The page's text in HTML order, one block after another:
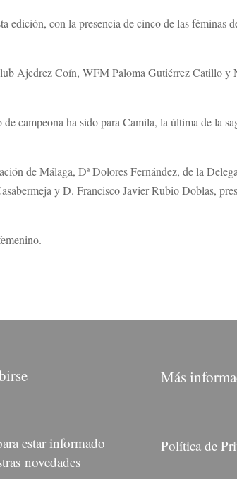
edición, con la presencia de cinco de las féminas
Ajedrez Coín, WFM Paloma Gutiérrez Catillo y
campeona ha sido para Camila, la última de la
de Málaga, Dª Dolores Fernández, de la
y D. Francisco Javier Rubio Doblas,
estar informado
novedades
Más
Política de